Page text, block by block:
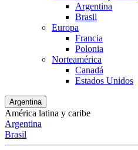
Argentina
Brasil
Europa
Francia
Polonia
Norteamérica
Canadá
Estados Unidos
Argentina
América latina y caribe
Argentina
Brasil